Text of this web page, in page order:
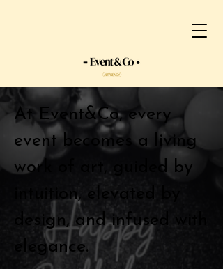
At Event&Co, every
event becomes a living
work of art, guided by
intuition, elevated by
design, and infused with
elegance.